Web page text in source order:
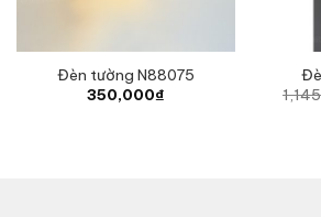
Đèn tường N88075
350,000₫